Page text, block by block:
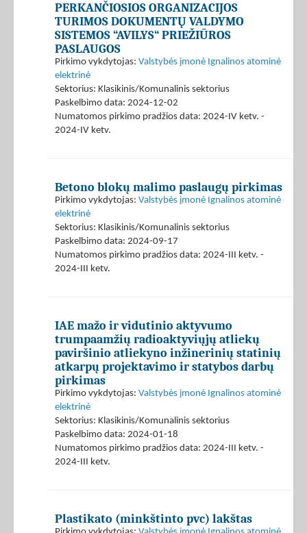
PERKANČIOSIOS ORGANIZACIJOS
TURIMOS DOKUMENTŲ VALDYMO
SISTEMOS “AVILYS“ PRIEŽIŪROS
PASLAUGOS
Pirkimo vykdytojas: Valstybės įmonė Ignalinos atominė
elektrinė
Sektorius: Klasikinis/Komunalinis sektorius
Paskelbimo data: 2024-12-02
Numatomos pirkimo pradžios data: 2024-IV ketv. -
2024-IV ketv.
Betono blokų malimo paslaugų pirkimas
Pirkimo vykdytojas: Valstybės įmonė Ignalinos atominė
elektrinė
Sektorius: Klasikinis/Komunalinis sektorius
Paskelbimo data: 2024-09-17
Numatomos pirkimo pradžios data: 2024-III ketv. -
2024-III ketv.
IAE mažo ir vidutinio aktyvumo
trumpaamžių radioaktyviųjų atliekų
paviršinio atliekyno inžinerinių statinių
atkarpų projektavimo ir statybos darbų
pirkimas
Pirkimo vykdytojas: Valstybės įmonė Ignalinos atominė
elektrinė
Sektorius: Klasikinis/Komunalinis sektorius
Paskelbimo data: 2024-01-18
Numatomos pirkimo pradžios data: 2024-III ketv. -
2024-III ketv.
Plastikato (minkštinto pvc) lakštas